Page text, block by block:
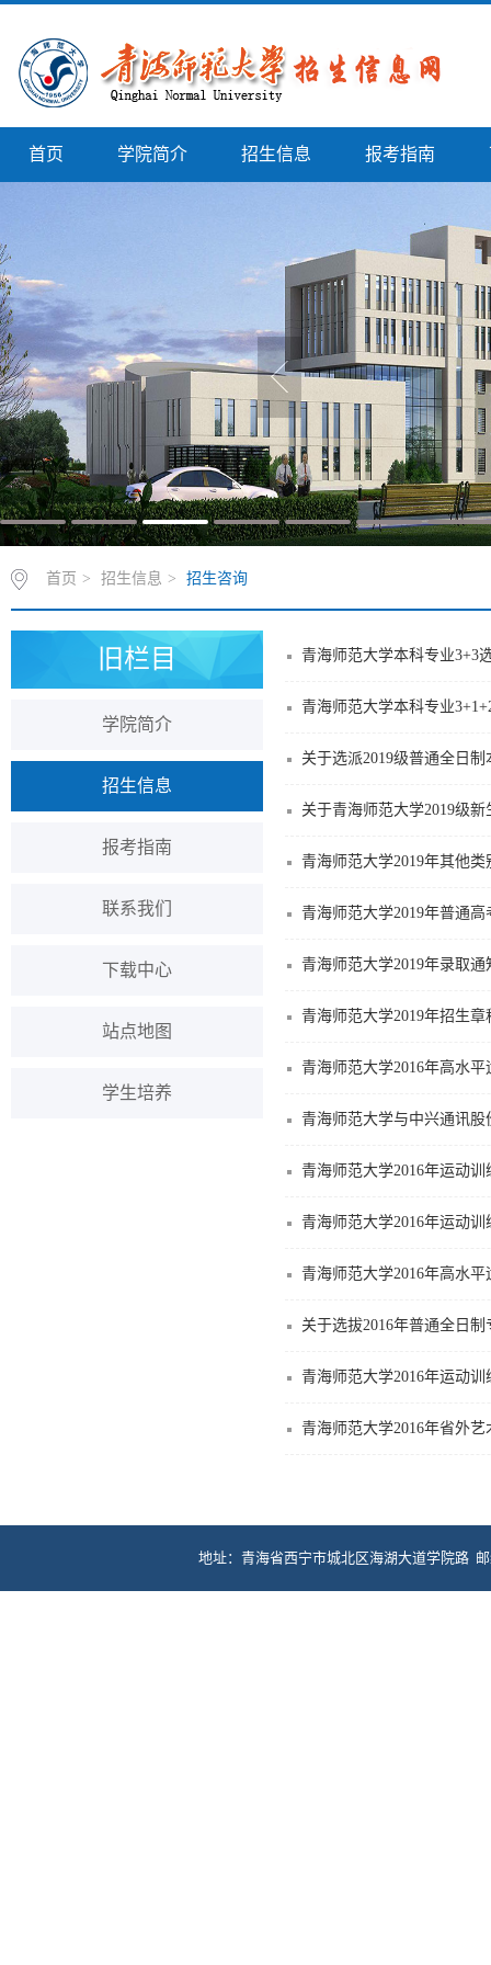
首页 学院简介 招生信息 报考指南
首页 > 招生信息 > 招生咨询
旧栏目
学院简介
招生信息
报考指南
联系我们
下载中心
站点地图
学生培养
青海师范大学本科专业3+3
青海师范大学本科专业
关于选派2019级普通全日
关于青海师范大学2019级
青海师范大学2019年其他
青海师范大学2019年普通
青海师范大学2019年录取
青海师范大学2019年招生章
青海师范大学2016年高水
青海师范大学与中兴通讯
青海师范大学2016年运动
青海师范大学2016年运动
青海师范大学2016年高水
关于选拔2016年普通全日
青海师范大学2016年运动
青海师范大学2016年省外
地址：青海省西宁市城北区海湖大道学院路